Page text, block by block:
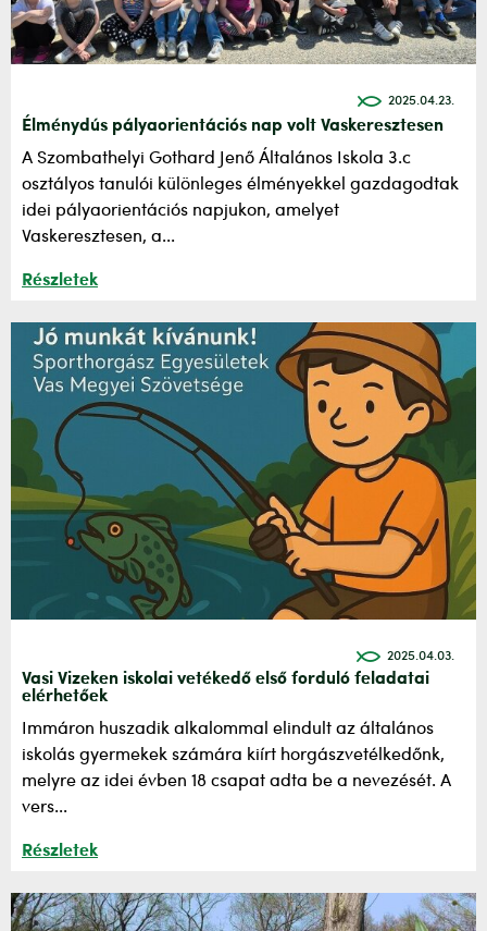
2025.04.23.
Élménydús pályaorientációs nap volt Vaskeresztesen
A Szombathelyi Gothard Jenő Általános Iskola 3.c
osztályos tanulói különleges élményekkel gazdagodtak
idei pályaorientációs napjukon, amelyet
Vaskeresztesen, a...
Részletek
2025.04.03.
Vasi Vizeken iskolai vetékedő első forduló feladatai
elérhetőek
Immáron huszadik alkalommal elindult az általános
iskolás gyermekek számára kiírt horgászvetélkedőnk,
melyre az idei évben 18 csapat adta be a nevezését. A
vers...
Részletek